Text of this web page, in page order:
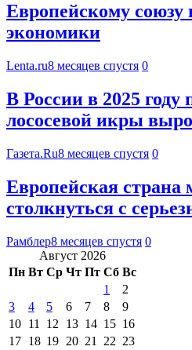
Европейскому союзу
экономики
Lenta.ru8 месяцев спустя 0
В России в 2025 году
лососевой икры
Газета.Ru8 месяцев спустя 0
Европейская страна
столкнуться с
Рамблер8 месяцев спустя 0
Август 2026
Пн Вт Ср Чт Пт Сб Вс
1
2
3
4 5 6 7 8
9
10 11 12 13 14 15 16
17 18 19 20 21 22 23